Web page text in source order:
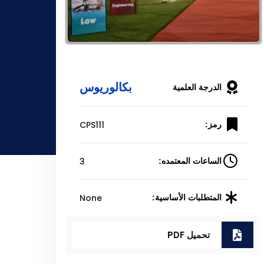
الدرجة العلمية بكالوريوس
رمز: CPS111
الساعات المعتمده: 3
المتطلبات الأساسية: None
تحميل PDF